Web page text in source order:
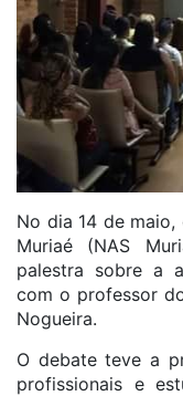
No dia 14 de
Muriaé (NAS
palestra sobre a
com o professor
Nogueira.
O debate teve a
profissionais e